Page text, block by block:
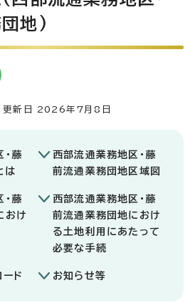
地)
新日 2026年7月8日
藤
は
西部流通業務地区・藤
前流通業務団地区域図
藤
おけ
西部流通業務地区・藤
前流通業務団地におけ
る土地利用にあたって
必要な手続
ド お知らせ等